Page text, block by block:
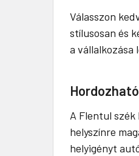
Válasszon
stílusosan és
a vállalkozása
A Flentul
helyszínre
helyigényt